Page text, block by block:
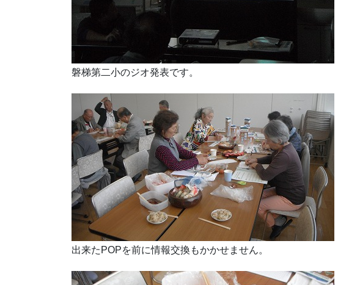
磐梯第二小のジオ発表です。
出来たPOPを前に情報交換もかかせません。